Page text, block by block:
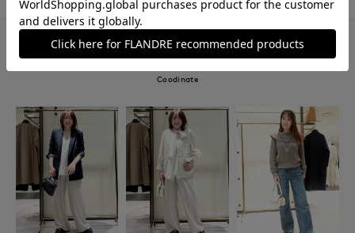
このショップの他のコーディネート
Coodinate